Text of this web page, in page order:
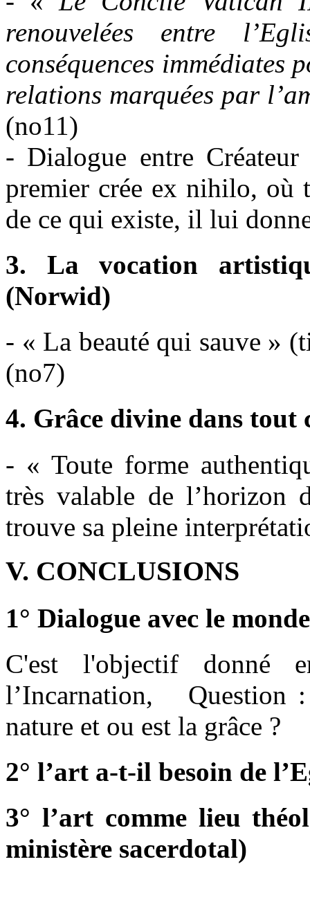
renouvelées entre
conséquences immédiates
relations marquées par
(no11)
- Dialogue entre
premier crée ex nihilo, où
de ce qui existe, il lui
3. La vocation
(Norwid)
- « La beauté qui sauve »
(no7)
4. Grâce divine dans tout
- « Toute forme
très valable de l’horizon
trouve sa pleine
V. CONCLUSIONS
1° Dialogue avec le
C'est l'objectif donné
l’Incarnation, Question :
nature et ou est la grâce ?
2° l’art a-t-il besoin de
3° l’art comme lieu
ministère sacerdotal)